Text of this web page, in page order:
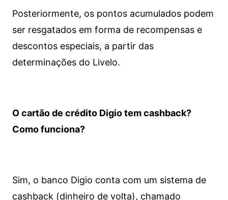
Posteriormente, os pontos acumulados podem
ser resgatados em forma de recompensas e
descontos especiais, a partir das
determinações do Livelo.
O cartão de crédito Digio tem cashback?
Como funciona?
Sim, o banco Digio conta com um sistema de
cashback (dinheiro de volta), chamado